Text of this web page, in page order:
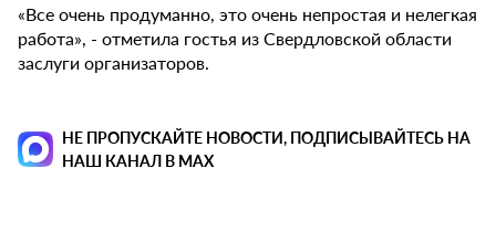
«Все очень продуманно, это очень непростая и нелегкая
работа», - отметила гостья из Свердловской области
заслуги организаторов.
НЕ ПРОПУСКАЙТЕ НОВОСТИ, ПОДПИСЫВАЙТЕСЬ НА
НАШ КАНАЛ В MAX